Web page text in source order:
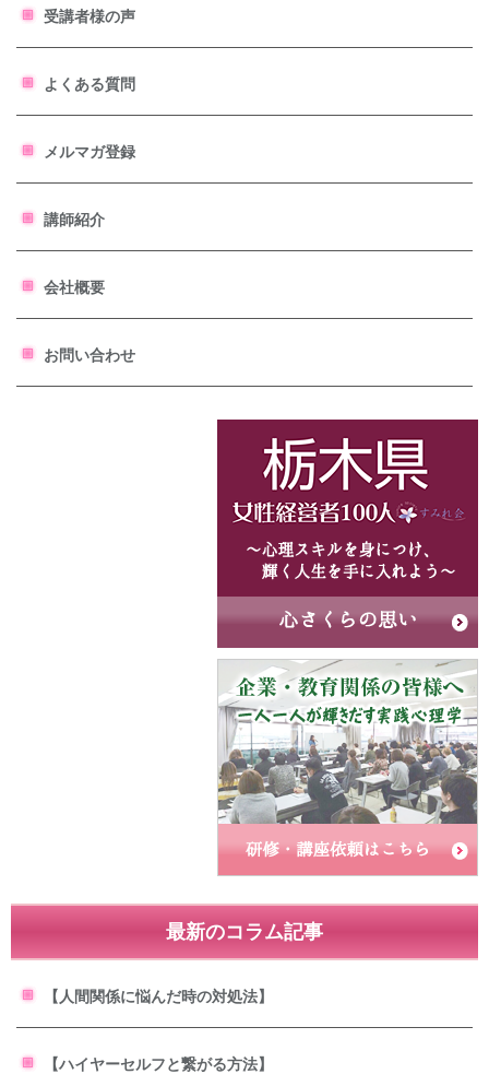
受講者様の声
よくある質問
メルマガ登録
講師紹介
会社概要
お問い合わせ
最新のコラム記事
【人間関係に悩んだ時の対処法】
【ハイヤーセルフと繋がる方法】